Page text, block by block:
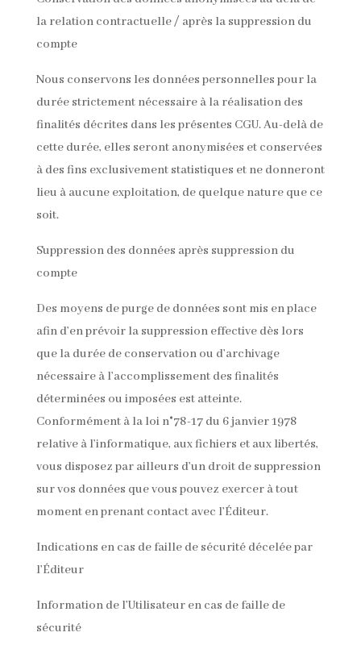
la relation contractuelle / après la suppression du
compte
Nous conservons les données personnelles pour la
durée strictement nécessaire à la réalisation des
finalités décrites dans les présentes CGU. Au-delà de
cette durée, elles seront anonymisées et conservées
à des fins exclusivement statistiques et ne donneront
lieu à aucune exploitation, de quelque nature que ce
soit.
Suppression des données après suppression du
compte
Des moyens de purge de données sont mis en place
afin d’en prévoir la suppression effective dès lors
que la durée de conservation ou d’archivage
nécessaire à l’accomplissement des finalités
déterminées ou imposées est atteinte.
Conformément à la loi n°78-17 du 6 janvier 1978
relative à l’informatique, aux fichiers et aux libertés,
vous disposez par ailleurs d’un droit de suppression
sur vos données que vous pouvez exercer à tout
moment en prenant contact avec l’Éditeur.
Indications en cas de faille de sécurité décelée par
l’Éditeur
Information de l’Utilisateur en cas de faille de
sécurité